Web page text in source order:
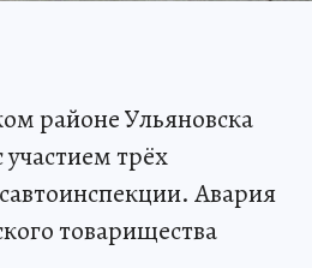
районе Ульяновска
трёх
Авария
товарищества